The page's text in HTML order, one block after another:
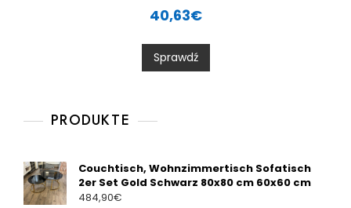
t
0
o
u
t
40,63€
Sprawdź
PRODUKTE
Couchtisch, Wohnzimmertisch Sofatisch
2er Set Gold Schwarz 80x80 cm 60x60 cm
484,90€